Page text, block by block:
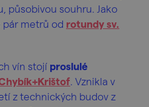
působivou souhru. Jako
pár metrů od rotundy sv.
vín stojí proslulé
. Vznikla v
z technických budov z